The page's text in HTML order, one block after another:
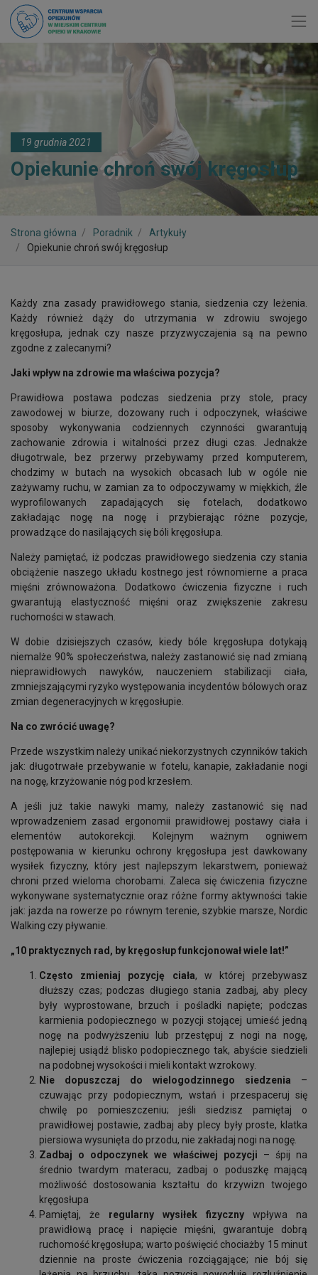
19 grudnia 2021
Opiekunie chroń swój kręgosłup
Strona główna Poradnik
Artykuły
Opiekunie chroń swój kręgosłup
Każdy zna zasady prawidłowego stania, siedzenia czy leżenia.
Każdy również dąży do utrzymania w zdrowiu swojego
kręgosłupa, jednak czy nasze przyzwyczajenia są na pewno
zgodne z zalecanymi?
Jaki wpływ na zdrowie ma właściwa pozycja?
Prawidłowa postawa podczas siedzenia przy stole, pracy
zawodowej w biurze, dozowany ruch i odpoczynek, właściwe
sposoby wykonywania codziennych czynności gwarantują
zachowanie zdrowia i witalności przez długi czas. Jednakże
długotrwale, bez przerwy przebywamy przed komputerem,
chodzimy w butach na wysokich obcasach lub w ogóle nie
zażywamy ruchu, w zamian za to odpoczywamy w miękkich, źle
wyprofilowanych zapadających się fotelach, dodatkowo
zakładając nogę na nogę i przybierając różne pozycje,
prowadzące do nasilających się bóli kręgosłupa.
Należy pamiętać, iż podczas prawidłowego siedzenia czy stania
obciążenie naszego układu kostnego jest równomierne a praca
mięśni zrównoważona. Dodatkowo ćwiczenia fizyczne i ruch
gwarantują elastyczność mięśni oraz zwiększenie zakresu
ruchomości w stawach.
W dobie dzisiejszych czasów, kiedy bóle kręgosłupa dotykają
niemalże 90% społeczeństwa, należy zastanowić się nad zmianą
nieprawidłowych nawyków, nauczeniem stabilizacji ciała,
zmniejszającymi ryzyko występowania incydentów bólowych oraz
zmian degeneracyjnych w kręgosłupie.
Na co zwrócić uwagę?
Przede wszystkim należy unikać niekorzystnych czynników takich
jak: długotrwałe przebywanie w fotelu, kanapie, zakładanie nogi
na nogę, krzyżowanie nóg pod krzesłem.
A jeśli już takie nawyki mamy, należy zastanowić się nad
wprowadzeniem zasad ergonomii prawidłowej postawy ciała i
elementów autokorekcji. Kolejnym ważnym ogniwem
postępowania w kierunku ochrony kręgosłupa jest dawkowany
wysiłek fizyczny, który jest najlepszym lekarstwem, ponieważ
chroni przed wieloma chorobami. Zaleca się ćwiczenia fizyczne
wykonywane systematycznie oraz różne formy aktywności takie
jak: jazda na rowerze po równym terenie, szybkie marsze, Nordic
Walking czy pływanie.
„10 praktycznych rad, by kręgosłup funkcjonował wiele lat!”
Często zmieniaj pozycję ciała, w której przebywasz
dłuższy czas; podczas długiego stania zadbaj, aby plecy
były wyprostowane, brzuch i pośladki napięte; podczas
karmienia podopiecznego w pozycji stojącej umieść jedną
nogę na podwyższeniu lub przestępuj z nogi na nogę,
najlepiej usiądź blisko podopiecznego tak, abyście siedzieli
na podobnej wysokości i mieli kontakt wzrokowy.
Nie dopuszczaj do wielogodzinnego siedzenia –
czuwając przy podopiecznym, wstań i przespaceruj się
chwilę po pomieszczeniu; jeśli siedzisz pamiętaj o
prawidłowej postawie, zadbaj aby plecy były proste, klatka
piersiowa wysunięta do przodu, nie zakładaj nogi na nogę.
Zadbaj o odpoczynek we właściwej pozycji – śpij na
średnio twardym materacu, zadbaj o poduszkę mającą
możliwość dostosowania kształtu do krzywizn twojego
kręgosłupa
Pamiętaj, że regularny wysiłek fizyczny wpływa na
prawidłową pracę i napięcie mięśni, gwarantuje dobrą
ruchomość kręgosłupa; warto poświęcić chociażby 15 minut
dziennie na proste ćwiczenia rozciągające; nie bój się